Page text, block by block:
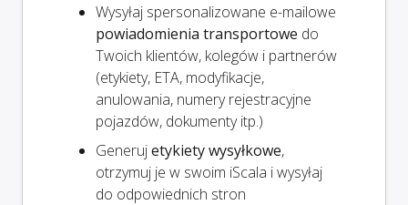
Wysyłaj spersonalizowane e-mailowe
powiadomienia transportowe do
Twoich klientów, kolegów i partnerów
(etykiety, ETA, modyfikacje,
anulowania, numery rejestracyjne
pojazdów, dokumenty itp.)
Generujetykiety wysyłkowe,
otrzymuj je w swoim iScala i wysyłaj
do odpowiednich stron